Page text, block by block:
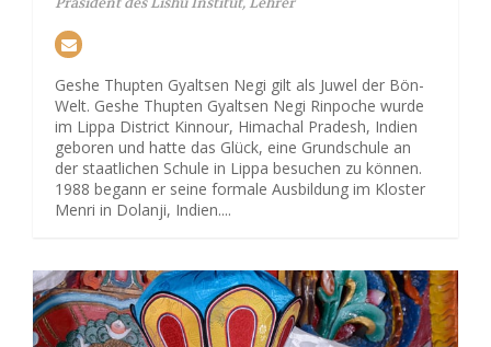
Geshe Thupten Gyaltsen Negi gilt als Juwel der Bön-
Welt. Geshe Thupten Gyaltsen Negi Rinpoche wurde
im Lippa District Kinnour, Himachal Pradesh, Indien
geboren und hatte das Glück, eine Grundschule an
der staatlichen Schule in Lippa besuchen zu können.
1988 begann er seine formale Ausbildung im Kloster
Menri in Dolanji, Indien....